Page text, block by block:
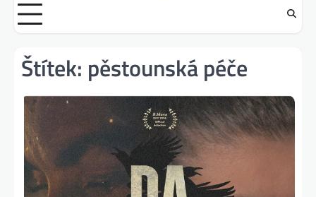
content
Štítek: pěstounská péče